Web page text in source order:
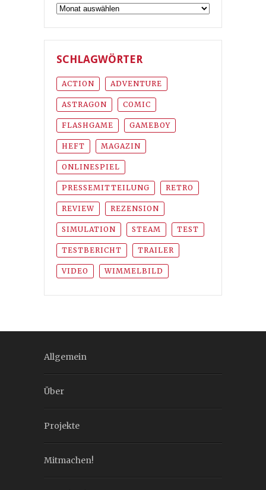
Archiv
SCHLAGWÖRTER
ACTION ADVENTURE
ASTRAGON COMIC
FLASHGAME GAMEBOY
HEFT MAGAZIN
ONLINESPIEL
PRESSEMITTEILUNG RETRO
REVIEW REZENSION
SIMULATION STEAM TEST
TESTBERICHT TRAILER
VIDEO WIMMELBILD
Allgemein
Über
Projekte
Mitmachen!